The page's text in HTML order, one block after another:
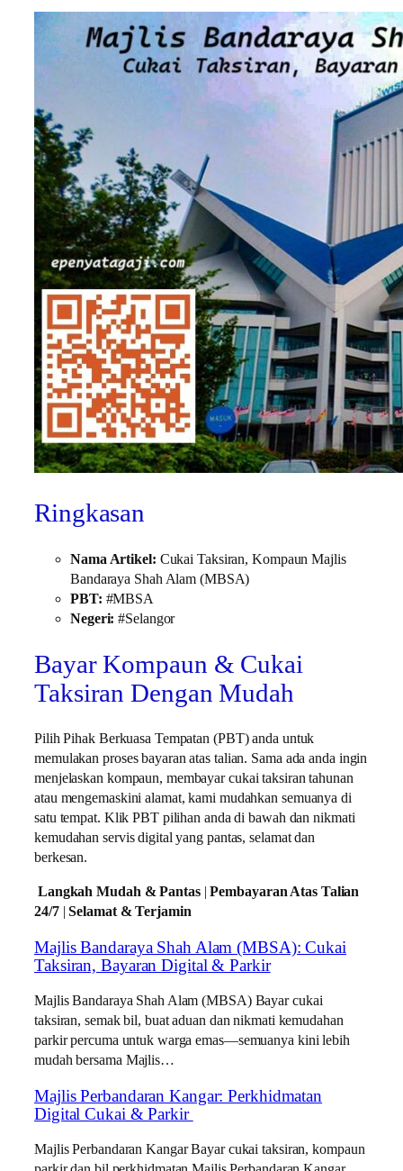
Ringkasan
Nama Artikel: Cukai Taksiran, Kompaun Majlis
Bandaraya Shah Alam (MBSA)
PBT: #MBSA
Negeri: #Selangor
Bayar Kompaun & Cukai
Taksiran Dengan Mudah
Pilih Pihak Berkuasa Tempatan (PBT) anda untuk
memulakan proses bayaran atas talian. Sama ada anda ingin
menjelaskan kompaun, membayar cukai taksiran tahunan
atau mengemaskini alamat, kami mudahkan semuanya di
satu tempat. Klik PBT pilihan anda di bawah dan nikmati
kemudahan servis digital yang pantas, selamat dan
berkesan.
Langkah Mudah & Pantas|Pembayaran Atas Talian
24/7|Selamat & Terjamin
Majlis Bandaraya Shah Alam (MBSA): Cukai
Taksiran, Bayaran Digital & Parkir
Majlis Bandaraya Shah Alam (MBSA) Bayar cukai
taksiran, semak bil, buat aduan dan nikmati kemudahan
parkir percuma untuk warga emas—semuanya kini lebih
mudah bersama Majlis…
Majlis Perbandaran Kangar: Perkhidmatan
Digital Cukai & Parkir
Majlis Perbandaran Kangar Bayar cukai taksiran, kompaun